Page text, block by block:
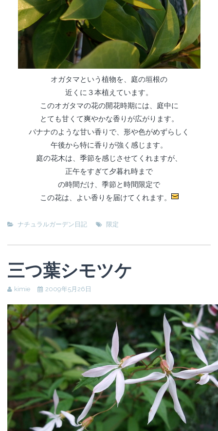
オガタマという植物を、庭の垣根の
近くに３本植えています。
このオガタマの花の開花時期には、庭中に
とても甘くて爽やかな香りが広がります。
バナナのような甘い香りで、形や色がめずらしく
午後から特に香りが強く感じます。
庭の花木は、季節を感じさせてくれますが、
正午をすぎて夕暮れ時まで
の時間だけ、季節と時間限定で
この花は、よい香りを届けてくれます。
ナチュラルガーデン日記 限定
三つ葉シモツケ
kimie 2009年5月26日